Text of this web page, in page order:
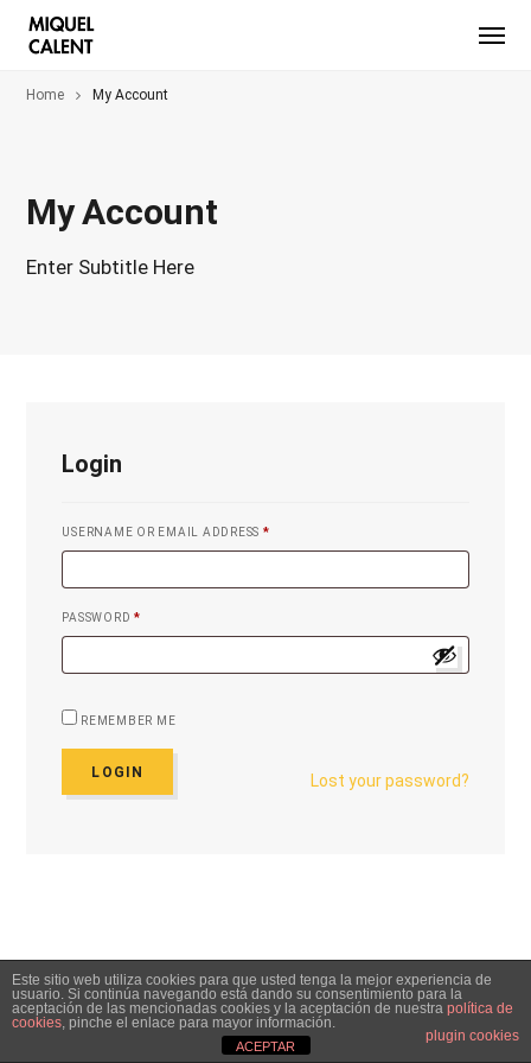
Home My Account
My Account
Enter Subtitle Here
Login
USERNAME OR EMAIL ADDRESS *
PASSWORD*
REMEMBER ME
LOGIN Lost your password?
Este sitio web utiliza cookies para que usted tenga la mejor experiencia de
usuario. Si continúa navegando está dando su consentimiento para la
aceptación de las mencionadas cookies y la aceptación de nuestra política de
cookies, pinche el enlace para mayor información.
plugin cookies
ACEPTAR